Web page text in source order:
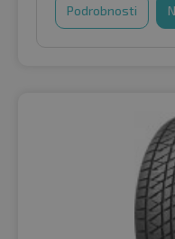
Podrobnosti